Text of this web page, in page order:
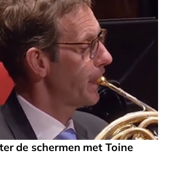
de schermen met Toine